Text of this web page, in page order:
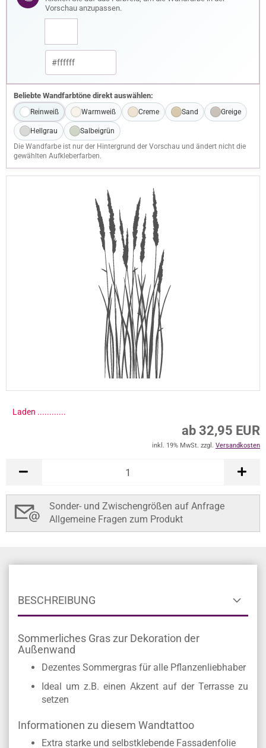
Vorschau anzupassen.
Beliebte Wandfarbtöne direkt auswählen:
Reinweiß Warmweiß Creme Sand Greige
Hellgrau
Salbeigrün
Die Wandfarbe ist nur der Hintergrund der Vorschau und ändert nicht die
gewählten Aufkleberfarben.
Laden .............
ab 32,95 EUR
inkl. 19% MwSt. zzgl. Versandkosten
Sonder- und Zwischengrößen auf Anfrage
Allgemeine Fragen zum Produkt
BESCHREIBUNG
Sommerliches Gras zur Dekoration der
Außenwand
Dezentes Sommergras für alle Pflanzenliebhaber
Ideal um z.B. einen Akzent auf der Terrasse zu
setzen
Informationen zu diesem Wandtattoo
Extra starke und selbstklebende Fassadenfolie